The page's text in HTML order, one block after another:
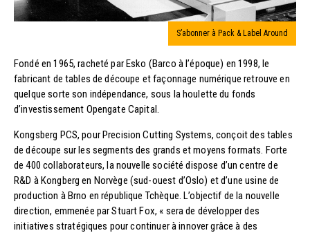
S’abonner à Pack & Label Around
Fondé en 1965, racheté par Esko (Barco à l’époque) en 1998, le
fabricant de tables de découpe et façonnage numérique retrouve en
quelque sorte son indépendance, sous la houlette du fonds
d’investissement Opengate Capital.
Kongsberg PCS, pour Precision Cutting Systems, conçoit des tables
de découpe sur les segments des grands et moyens formats. Forte
de 400 collaborateurs, la nouvelle société dispose d’un centre de
R&D à Kongberg en Norvège (sud-ouest d’Oslo) et d’une usine de
production à Brno en république Tchèque. L’objectif de la nouvelle
direction, emmenée par Stuart Fox, « sera de développer des
initiatives stratégiques pour continuer à innover grâce à des